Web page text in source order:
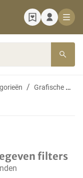
Grafische machines
filters